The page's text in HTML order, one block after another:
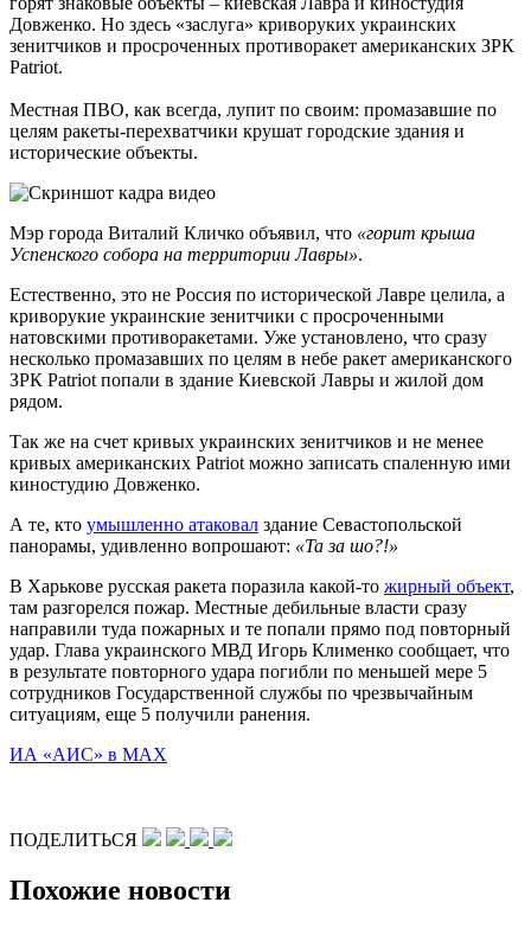
Довженко. Но здесь «заслуга» криворуких украинских
зенитчиков и просроченных противоракет американских ЗРК
Patriot.
Местная ПВО, как всегда, лупит по своим: промазавшие по
целям ракеты-перехватчики крушат городские здания и
исторические объекты.
Мэр города Виталий Кличко объявил, что «горит крыша
Успенского собора на территории Лавры».
Естественно, это не Россия по исторической Лавре целила, а
криворукие украинские зенитчики с просроченными
натовскими противоракетами. Уже установлено, что сразу
несколько промазавших по целям в небе ракет американского
ЗРК Patriot попали в здание Киевской Лавры и жилой дом
рядом.
Так же на счет кривых украинских зенитчиков и не менее
кривых американских Patriot можно записать спаленную ими
киностудию Довженко.
А те, кто умышленно атаковал здание Севастопольской
панорамы, удивленно вопрошают: «Та за шо?!»
В Харькове русская ракета поразила какой-то жирный объект,
там разгорелся пожар. Местные дебильные власти сразу
направили туда пожарных и те попали прямо под повторный
удар. Глава украинского МВД Игорь Клименко сообщает, что
в результате повторного удара погибли по меньшей мере 5
сотрудников Государственной службы по чрезвычайным
ситуациям, еще 5 получили ранения.
ИА «АИС» в МАХ
ПОДЕЛИТЬСЯ
Похожие новости